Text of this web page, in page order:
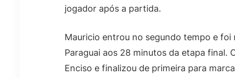
jogador após a partida.
Mauricio entrou no segundo tempo e
Paraguai aos 28 minutos da etapa final.
Enciso e finalizou de primeira para